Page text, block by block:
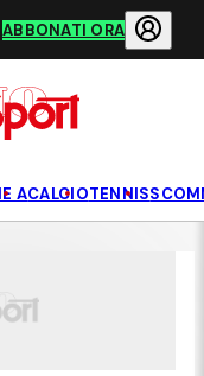
ABBONATI ORA
ACALCIOTENNIS